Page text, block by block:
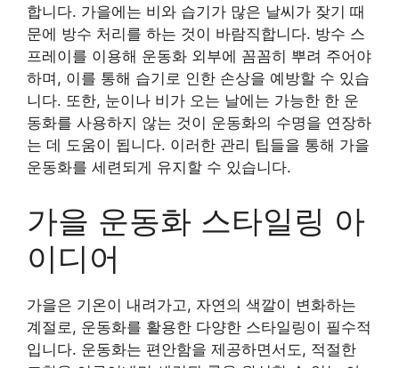
합니다. 가을에는 비와 습기가 많은 날씨가 잦기 때
문에 방수 처리를 하는 것이 바람직합니다. 방수 스
프레이를 이용해 운동화 외부에 꼼꼼히 뿌려 주어야
하며, 이를 통해 습기로 인한 손상을 예방할 수 있습
니다. 또한, 눈이나 비가 오는 날에는 가능한 한 운
동화를 사용하지 않는 것이 운동화의 수명을 연장하
는 데 도움이 됩니다. 이러한 관리 팁들을 통해 가을
운동화를 세련되게 유지할 수 있습니다.
가을 운동화 스타일링 아
이디어
가을은 기온이 내려가고, 자연의 색깔이 변화하는
계절로, 운동화를 활용한 다양한 스타일링이 필수적
입니다. 운동화는 편안함을 제공하면서도, 적절한